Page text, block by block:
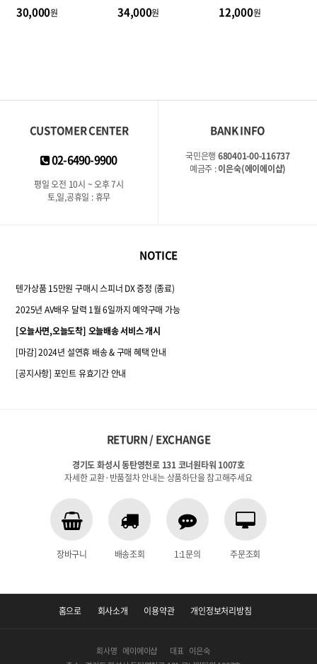
30,000원 34,000원 12,000원
CUSTOMER CENTER
02-6490-9900
평일 오전 10시 ~ 오후 7시
토,일,공휴일 : 휴무
BANK INFO
국민은행 680401-00-116737
예금주 :이은숙(에이에이샵)
NOTICE
텐가상품 15만원 구매시 스피너 DX 증정 (종료)
2025년 AV배우 달력 1월 6일까지 예약구매 가능
[오늘사면,오늘도착] 오늘배송 서비스 개시
[마감] 2024년 설연휴 배송 & 구매 혜택 안내
[공지사항] 포인트 유효기간 안내
RETURN / EXCHANGE
경기도 화성시 동탄영천로 131 코너원타워 1007호
자세한 교환·반품절차 안내는 상품하단을 참고해주세요
장바구니 배송조회 1:1문의 주문조회
홈으로 회사소개 이용약관 개인정보처리방침
회사명 에이에이샵 대표 이은숙